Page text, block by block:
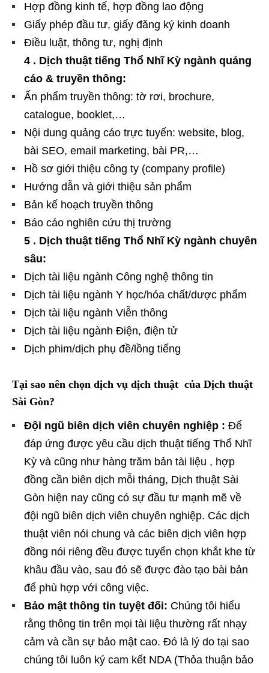
Hợp đồng kinh tế, hợp đồng lao động
Giấy phép đầu tư, giấy đăng ký kinh doanh
Điều luật, thông tư, nghị định
4 . Dịch thuật tiếng Thổ Nhĩ Kỳ ngành quảng
cáo & truyền thông:
Ấn phẩm truyền thông: tờ rơi, brochure,
catalogue, booklet,…
Nội dung quảng cáo trực tuyến: website, blog,
bài SEO, email marketing, bài PR,…
Hồ sơ giới thiệu công ty (company profile)
Hướng dẫn và giới thiệu sản phẩm
Bản kế hoạch truyền thông
Báo cáo nghiên cứu thị trường
5 . Dịch thuật tiếng Thổ Nhĩ Kỳ ngành chuyên
sâu:
Dịch tài liệu ngành Công nghệ thông tin
Dịch tài liệu ngành Y học/hóa chất/dược phẩm
Dịch tài liệu ngành Viễn thông
Dịch tài liệu ngành Điện, điện tử
Dịch phim/dịch phụ đề/lồng tiếng
Tại sao nên chọn dịch vụ dịch thuật của Dịch thuật
Sài Gòn?
Đội ngũ biên dịch viên chuyên nghiệp : Để
đáp ứng được yêu cầu dịch thuật tiếng Thổ Nhĩ
Kỳ và cũng như hàng trăm bản tài liệu , hợp
đồng cần biên dịch mỗi tháng, Dịch thuật Sài
Gòn hiện nay cũng có sự đầu tư mạnh mẽ về
đội ngũ biên dịch viên chuyên nghiệp. Các dịch
thuật viên nói chung và các biên dịch viên hợp
đồng nói riêng đều được tuyển chọn khắt khe từ
khâu đầu vào, sau đó sẽ được đào tạo bài bản
để phù hợp với công việc.
Bảo mật thông tin tuyệt đối: Chúng tôi hiểu
rằng thông tin trên mọi tài liệu thường rất nhạy
cảm và cần sự bảo mật cao. Đó là lý do tại sao
chúng tôi luôn ký cam kết NDA (Thỏa thuận bảo